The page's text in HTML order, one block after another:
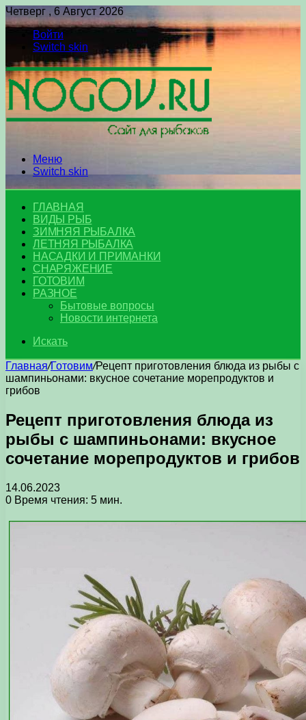
Четверг , 6 Август 2026
Войти
Switch skin
Меню
Switch skin
ГЛАВНАЯ
ВИДЫ РЫБ
ЗИМНЯЯ РЫБАЛКА
ЛЕТНЯЯ РЫБАЛКА
НАСАДКИ И ПРИМАНКИ
СНАРЯЖЕНИЕ
ГОТОВИМ
РАЗНОЕ
Бытовые вопросы
Новости интернета
Искать
Главная/Готовим/Рецепт приготовления блюда из рыбы с
шампиньонами: вкусное сочетание морепродуктов и
грибов
Рецепт приготовления блюда из
рыбы с шампиньонами: вкусное
сочетание морепродуктов и грибов
14.06.2023
0 Время чтения: 5 мин.